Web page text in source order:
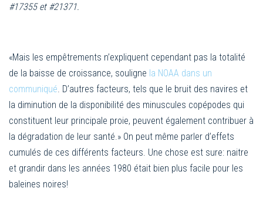
#17355 et #21371.
«Mais les empêtrements n’expliquent cependant pas la totalité
de la baisse de croissance, souligne la NOAA dans un
communiqué. D’autres facteurs, tels que le bruit des navires et
la diminution de la disponibilité des minuscules copépodes qui
constituent leur principale proie, peuvent également contribuer à
la dégradation de leur santé.» On peut même parler d’effets
cumulés de ces différents facteurs. Une chose est sure: naitre
et grandir dans les années 1980 était bien plus facile pour les
baleines noires!